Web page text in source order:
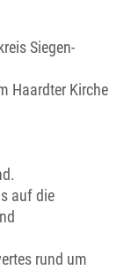
Siegen-
Haardter Kirche
auf die
rund um